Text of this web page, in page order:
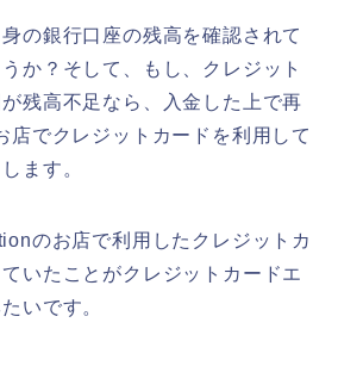
の銀行口座の残高を確認されて
か？そして、もし、クレジット
残高不足なら、入金した上で再
店でクレジットカードを利用して
ます。
のお店で利用したクレジットカ
いたことがクレジットカードエ
いです。